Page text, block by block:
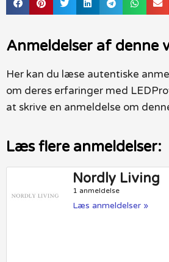
Anmeldelser af denne
Her kan du læse autentiske
om deres erfaringer med
at skrive en anmeldelse om
Læs flere anmeldelser:
Nordly Living
1 anmeldelse
Læs anmeldelser »